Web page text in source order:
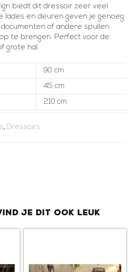
biedt dit dressoir zeer veel
lades en deuren geven je genoeg
of andere spullen
te brengen. Perfect voor de
grote hal.
90 cm
45 cm
210 cm
, Dressoirs
je dit ook leuk